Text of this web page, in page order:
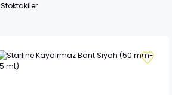
Stoktakiler